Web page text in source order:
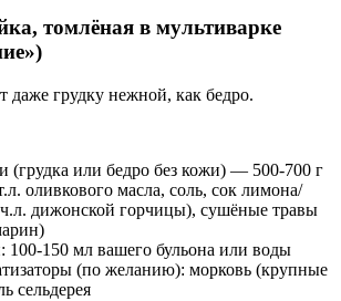
томлёная в мультиварке
даже грудку нежной, как бедро.
(грудка или бедро без кожи) — 500-700 г
оливкового масла, соль, сок лимона/
дижонской горчицы), сушёные травы
100-150 мл вашего бульона или воды
(по желанию): морковь (крупные
сельдерея